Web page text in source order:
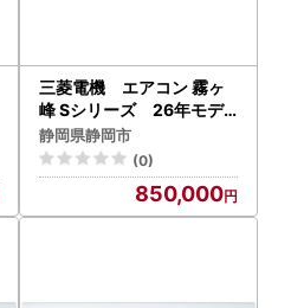
三菱電機 エアコン 霧ヶ
峰 Sシリーズ 26年モデ
ル MSZ-S2826-W （10
畳用/100V/ピュアホワイ
ト） 【標準設置工事付】
【配送不可：沖縄・離島】
静岡県静岡市
(0)
850,000